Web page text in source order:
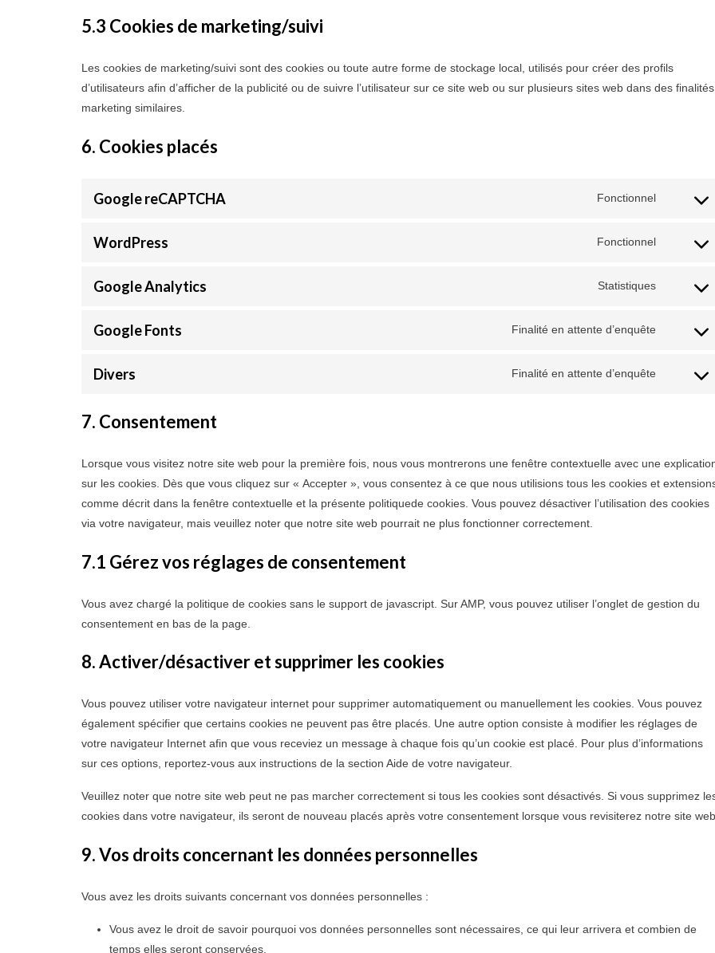
5.3 Cookies de marketing/suivi
Les cookies de marketing/suivi sont des cookies ou toute autre forme de stockage local, utilisés pour créer des profils
d’utilisateurs afin d’afficher de la publicité ou de suivre l’utilisateur sur ce site web ou sur plusieurs sites web dans des finalités
marketing similaires.
6. Cookies placés
Google reCAPTCHA Fonctionnel
Consent
service
WordPress Fonctionnel
Consent
service
Google Analytics Statistiques
Consent
service
Google Fonts Finalité en attente d’enquête
Consent
service
Divers Finalité en attente d’enquête
Consent
7. Consentement
Lorsque vous visitez notre site web pour la première fois, nous vous montrerons une fenêtre contextuelle avec une
sur les cookies. Dès que vous cliquez sur « Accepter », vous consentez à ce que nous utilisions tous les cookies et
comme décrit dans la fenêtre contextuelle et la présente politiquede cookies. Vous pouvez désactiver l’utilisation des cookies
via votre navigateur, mais veuillez noter que notre site web pourrait ne plus fonctionner correctement.
7.1 Gérez vos réglages de consentement
Vous avez chargé la politique de cookies sans le support de javascript. Sur AMP, vous pouvez utiliser l’onglet de gestion du
consentement en bas de la page.
8. Activer/désactiver et supprimer les cookies
Vous pouvez utiliser votre navigateur internet pour supprimer automatiquement ou manuellement les cookies. Vous pouvez
également spécifier que certains cookies ne peuvent pas être placés. Une autre option consiste à modifier les réglages de
votre navigateur Internet afin que vous receviez un message à chaque fois qu’un cookie est placé. Pour plus d’informations
sur ces options, reportez-vous aux instructions de la section Aide de votre navigateur.
Veuillez noter que notre site web peut ne pas marcher correctement si tous les cookies sont désactivés. Si vous supprimez
cookies dans votre navigateur, ils seront de nouveau placés après votre consentement lorsque vous revisiterez notre site
9. Vos droits concernant les données personnelles
Vous avez les droits suivants concernant vos données personnelles :
Vous avez le droit de savoir pourquoi vos données personnelles sont nécessaires, ce qui leur arrivera et combien de
temps elles seront conservées.